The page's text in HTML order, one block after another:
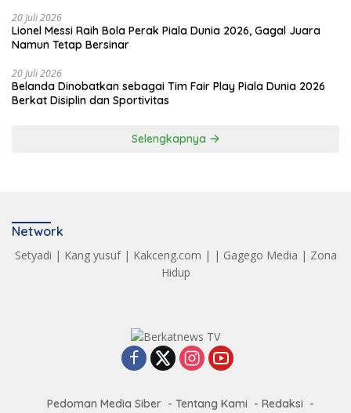
20 Juli 2026
Lionel Messi Raih Bola Perak Piala Dunia 2026, Gagal Juara
Namun Tetap Bersinar
20 Juli 2026
Belanda Dinobatkan sebagai Tim Fair Play Piala Dunia 2026
Berkat Disiplin dan Sportivitas
Selengkapnya
Network
Setyadi | Kang yusuf| Kakceng.com | | Gagego Media | Zona
Hidup
Pedoman Media Siber Tentang Kami Redaksi